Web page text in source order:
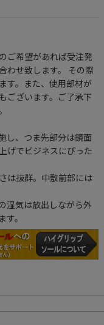
ご希望があれば受注発
わせ致します。 その際
す。また、使用部材が
ございます。ご了承下
し、つま先部分は鏡面
げでビジネスにぴった
は抜群。中敷前部には
湿気は放出しながら外
。